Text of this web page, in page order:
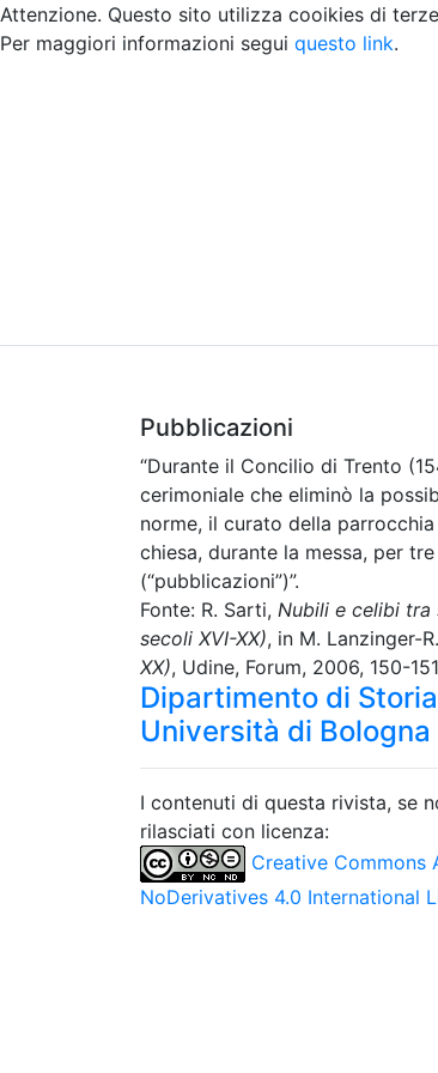
Attenzione. Questo sito utilizza cooikies di
Per maggiori informazioni segui questo link.
Pubblicazioni
“Durante il Concilio di Trento
cerimoniale che eliminò la
norme, il curato della
chiesa, durante la messa, per
(“pubblicazioni”)”.
Fonte: R. Sarti, Nubili e celibi tra
secoli XVI-XX), in M. Lanzinger-
XX), Udine, Forum, 2006, 150-
Dipartimento di
Università di Bologna
I contenuti di questa rivista, se
rilasciati con licenza:
Creative Commons
NoDerivatives 4.0 International